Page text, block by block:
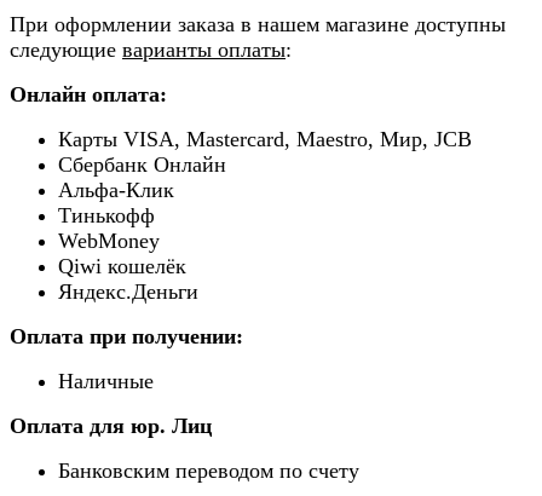
При оформлении заказа в нашем магазине доступны
следующие варианты оплаты:
Онлайн оплата:
Карты VISA, Mastercard, Maestro, Мир, JCB
Сбербанк Онлайн
Альфа-Клик
Тинькофф
WebMoney
Qiwi кошелёк
Яндекс.Деньги
Оплата при получении:
Наличные
Оплата для юр. Лиц
Банковским переводом по счету